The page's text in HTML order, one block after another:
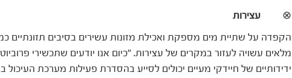
⊗
עצירות
הקפדה על שתיית מים מספקת ואכילת מזונות עשירים בסיבים תזונתיים
מלאים עשויה לעזור במקרים של עצירות. "כיום אנו יודעים שתכשירי
ידידותיים של חיידקי מעיים יכולים לסייע בהסדרת פעילות מערכת העיכול